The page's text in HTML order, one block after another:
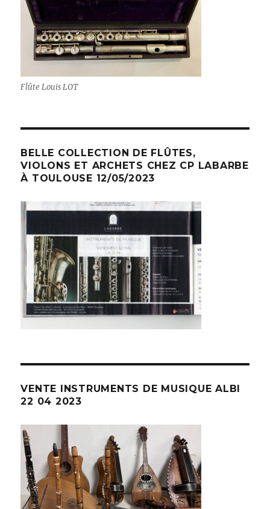
Flûte Louis LOT
BELLE COLLECTION DE FLÛTES,
VIOLONS ET ARCHETS CHEZ CP LABARBE
À TOULOUSE 12/05/2023
VENTE INSTRUMENTS DE MUSIQUE ALBI
22 04 2023